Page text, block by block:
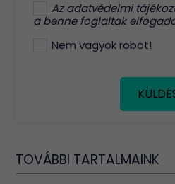
Azadatvédelmi
a benne foglaltak
Nem vagyok robot!
TOVÁBBI TARTALMAINK